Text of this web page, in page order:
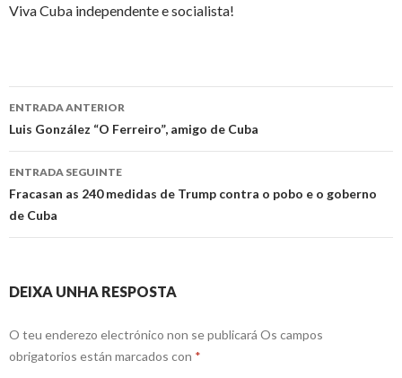
Viva Cuba independente e socialista!
Ir
a
entrada
ENTRADA ANTERIOR
Luis González “O Ferreiro”, amigo de Cuba
ENTRADA SEGUINTE
Fracasan as 240 medidas de Trump contra o pobo e o goberno
de Cuba
DEIXA UNHA RESPOSTA
O teu enderezo electrónico non se publicará Os campos
obrigatorios están marcados con *